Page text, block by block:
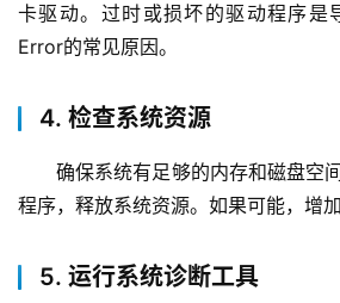
卡驱动。过时或损坏的驱动程序是
Error的常见原因。
4. 检查系统资源
确保系统有足够的内存和磁盘空
程序，释放系统资源。如果可能，增
5. 运行系统诊断工具